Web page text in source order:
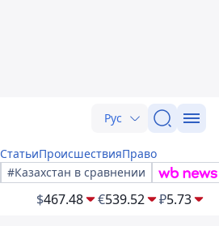
Рус
СтатьиПроисшествияПраво
#Казахстан в сравнении
$467.48 €539.52 ₽5.73